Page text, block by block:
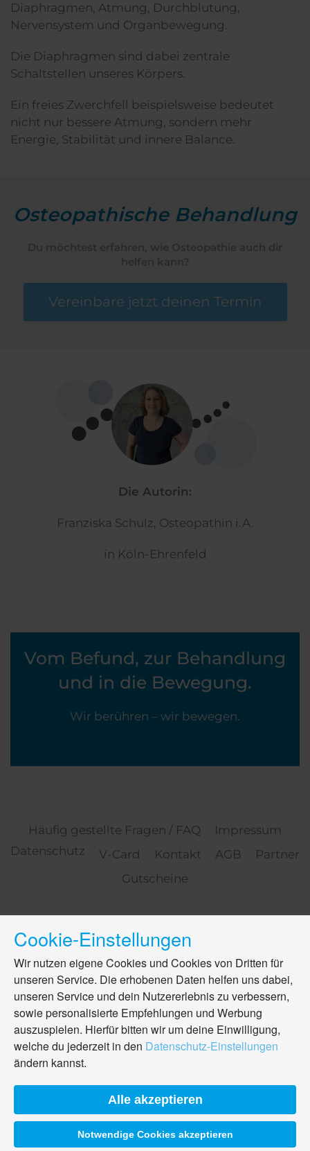
Diaphragmen, Atmung, Durchblutung,
Nervensystem und Organbewegung.
Die Diaphragmen sind dabei zentrale
Schaltstellen unseres Körpers.
Ein freies Zwerchfell beispielsweise bedeutet
nicht nur bessere Atmung, sondern mehr
Energie, Stabilität und innere Balance.
Osteopathische Behandlung
Vereinbare jetzt deinen Termin
Die Autorin:
Franziska Schulz, Osteopathin i.A.
in Köln-Ehrenfeld
Vom Befund, zur Behandlung
und in die Bewegung.
Wir berühren – wir bewegen.
Häufig gestellte Fragen / FAQ
Impressum
Datenschutz
V-Card Kontakt AGB
Partner
Gutscheine
Cookie-Einstellungen
Wir nutzen eigene Cookies und Cookies von Dritten für
unseren Service. Die erhobenen Daten helfen uns dabei,
unseren Service und dein Nutzererlebnis zu verbessern,
sowie personalisierte Empfehlungen und Werbung
auszuspielen. Hierfür bitten wir um deine Einwilligung,
welche du jederzeit in den Datenschutz-Einstellungen
ändern kannst.
Alle akzeptieren
Notwendige Cookies akzeptieren